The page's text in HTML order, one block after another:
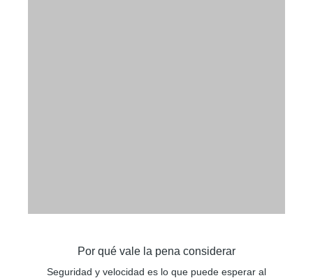
Por qué vale la pena considerar
Seguridad y velocidad es lo que puede esperar al